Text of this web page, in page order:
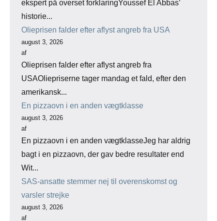
ekspert på overset forklaringYoussef El Abbas’
historie...
Olieprisen falder efter aflyst angreb fra USA
august 3, 2026
af
Olieprisen falder efter aflyst angreb fra
USAOliepriserne tager mandag et fald, efter den
amerikansk...
En pizzaovn i en anden vægtklasse
august 3, 2026
af
En pizzaovn i en anden vægtklasseJeg har aldrig
bagt i en pizzaovn, der gav bedre resultater end
Wit...
SAS-ansatte stemmer nej til overenskomst og
varsler strejke
august 3, 2026
af